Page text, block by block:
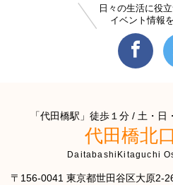
日々の生活に役
イベント情報
「代田橋駅」徒歩１分 / 土・
代田橋北
DaitabashiKitaguchi
〒156-0041 東京都世田谷区大原2-